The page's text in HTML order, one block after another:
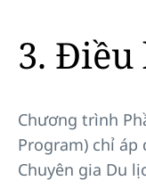
3. Điều
Chương trình
Program) chỉ áp
Chuyên gia Du